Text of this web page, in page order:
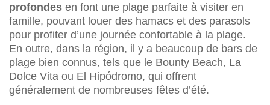
profondes en font une plage parfaite à visiter en
famille, pouvant louer des hamacs et des parasols
pour profiter d’une journée confortable à la plage.
En outre, dans la région, il y a beaucoup de bars de
plage bien connus, tels que le Bounty Beach, La
Dolce Vita ou El Hipódromo, qui offrent
généralement de nombreuses fêtes d’été.